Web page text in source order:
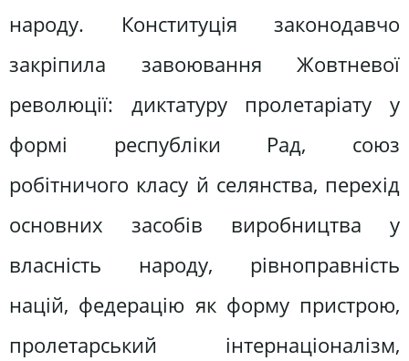
народу. Конституція законодавчо
закріпила завоювання Жовтневої
революції: диктатуру пролетаріату у
формі республіки Рад, союз
робітничого класу й селянства, перехід
основних засобів виробництва у
власність народу, рівноправність
націй, федерацію як форму пристрою,
пролетарський інтернаціоналізм,